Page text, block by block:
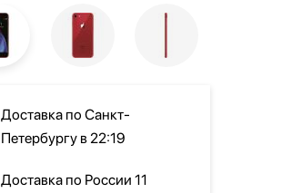
Доставка по Санкт-
Петербургу в 22:19
Доставка по России 11